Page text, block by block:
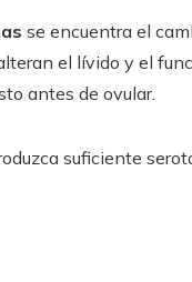
se encuentra el
el lívido y el
antes de ovular.